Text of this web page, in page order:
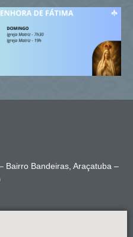
Bairro Bandeiras, Araçatuba –